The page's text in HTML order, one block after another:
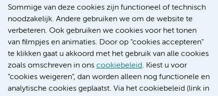
Sommige van deze cookies zijn functioneel of technisch
noodzakelijk. Andere gebruiken we om de website te
verbeteren. Ook gebruiken we cookies voor het tonen
van filmpjes en animaties. Door op "cookies accepteren"
te klikken gaat u akkoord met het gebruik van alle cookies
zoals omschreven in ons cookiebeleid. Kiest u voor
"cookies weigeren", dan worden alleen nog functionele en
analytische cookies geplaatst. Via het cookiebeleid (link in
Nieuws
Research
Educatie locatie AMC
Educatie locatie VUmc
Verwijzen & diagnostiek